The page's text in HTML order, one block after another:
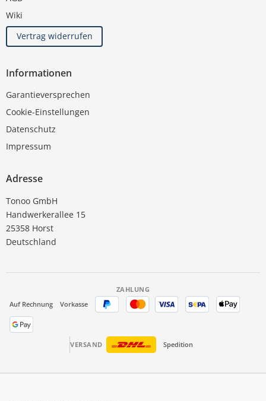
Wiki
Vertrag widerrufen
Informationen
Garantieversprechen
Cookie-Einstellungen
Datenschutz
Impressum
Adresse
Tonoo GmbH
Handwerkerallee 15
25358 Horst
Deutschland
ZAHLUNG
Auf Rechnung
Vorkasse
VERSAND Spedition